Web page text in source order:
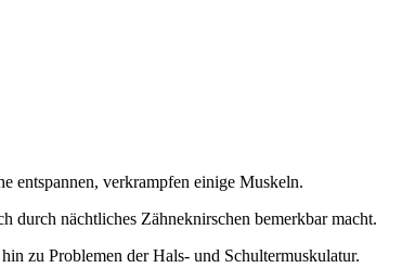
entspannen, verkrampfen einige Muskeln.
durch nächtliches Zähneknirschen bemerkbar macht.
zu Problemen der Hals- und Schultermuskulatur.